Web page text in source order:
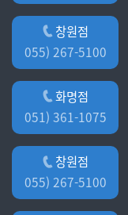
창원점
055) 267-5100
화명점
051) 361-1075
창원점
055) 267-5100